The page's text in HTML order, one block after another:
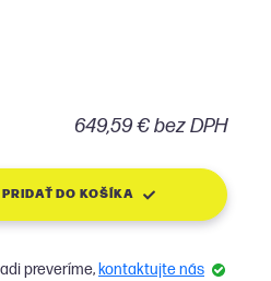
649,59 € bez DPH
PRIDAŤ DO KOŠÍKA
preveríme, kontaktujte nás